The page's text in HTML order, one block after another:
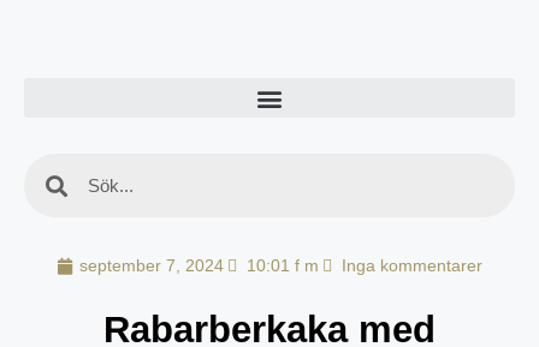
september 7, 2024 10:01 f m Inga kommentarer
Rabarberkaka med